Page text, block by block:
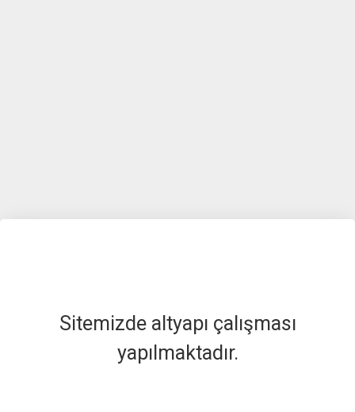
Sitemizde altyapı çalışması
yapılmaktadır.